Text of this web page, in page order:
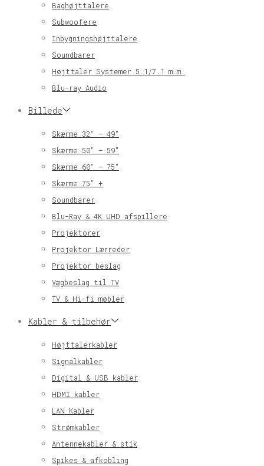
Baghøjttalere
Subwoofere
Inbygningshøjttalere
Soundbarer
Højttaler Systemer 5.1/7.1 m.m.
Blu-ray Audio
Billede
Skærme 32″ – 49″
Skærme 50″ – 59″
Skærme 60″ – 75″
Skærme 75″ +
Soundbarer
Blu-Ray & 4K UHD afspillere
Projektorer
Projektor Lærreder
Projektor beslag
Vægbeslag til TV
TV & Hi-fi møbler
Kabler & tilbehør
Højttalerkabler
Signalkabler
Digital & USB kabler
HDMI kabler
LAN Kabler
Strømkabler
Antennekabler & stik
Spikes & afkobling